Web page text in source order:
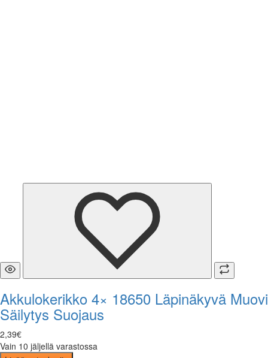
Akkulokerikko 4× 18650 Läpinäkyvä Muovi
Säilytys Suojaus
2,39€
Vain 10 jäljellä varastossa